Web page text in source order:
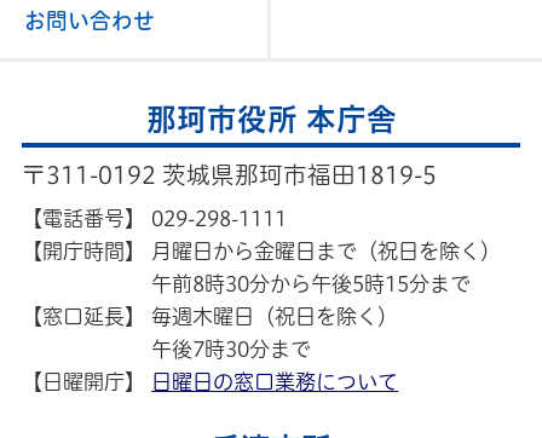
お問い合わせ
那珂市役所 本庁舎
〒311-0192 茨城県那珂市福田1819-5
【電話番号】
029-298-1111
【開庁時間】
月曜日から金曜日まで（祝日を除く）
午前8時30分から午後5時15分まで
【窓口延長】
毎週木曜日（祝日を除く）
午後7時30分まで
【日曜開庁】
日曜日の窓口業務について